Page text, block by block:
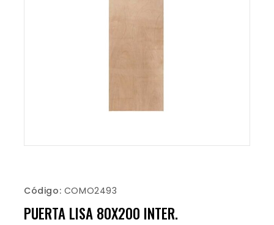
Código: COMO2493
PUERTA LISA 80X200 INTER.